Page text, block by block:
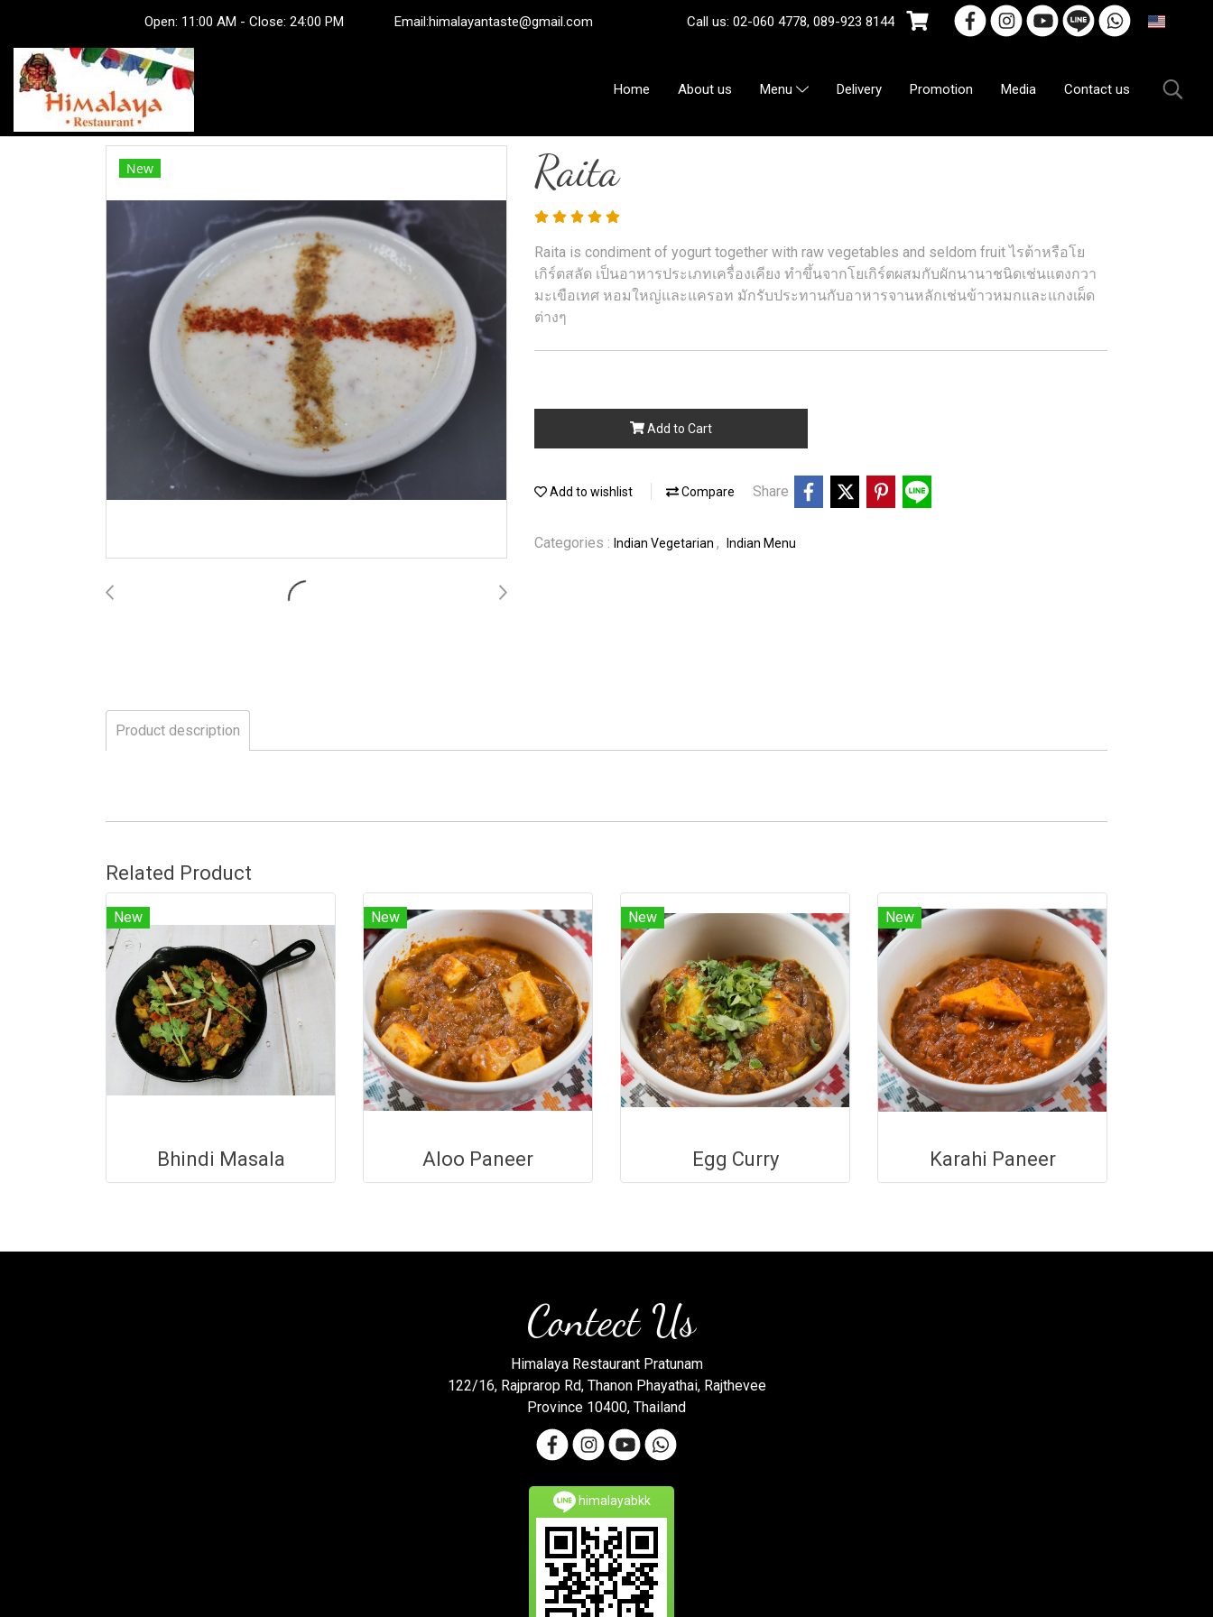
Open: 11:00 AM - Close: 24:00 PM Email:himalayantaste@gmail.com Call us: 02-060 4778, 089-923 8144
Home About us Menu Delivery Promotion Media Contact us
New Raita
Raita is condiment of yogurt together with raw vegetables and seldom fruit ไรต้าหรือโย
เกิร์ตสลัด เป็นอาหารประเภทเครื่องเคียง ทำขึ้นจากโยเกิร์ตผสมกับผักนานาชนิดเช่นแตงกวา
มะเขือเทศ หอมใหญ่และแครอท มักรับประทานกับอาหารจานหลักเช่นข้าวหมกและแกงเผ็ด
ต่างๆ
Add to Cart
Add to wishlist Compare Share
Categories : Indian Vegetarian , Indian Menu
Product description
Related Product
New
Bhindi Masala
New
Aloo Paneer
New
Egg Curry
New
Karahi Paneer
Contect Us
Himalaya Restaurant Pratunam
122/16, Rajprarop Rd, Thanon Phayathai, Rajthevee
Province 10400, Thailand
himalayabkk